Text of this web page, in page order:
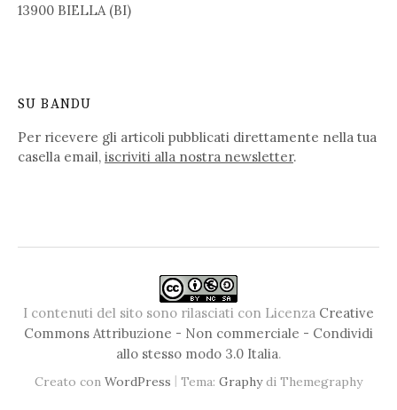
13900 BIELLA (BI)
SU BANDU
Per ricevere gli articoli pubblicati direttamente nella tua
casella email, iscriviti alla nostra newsletter.
I contenuti del sito sono rilasciati con Licenza Creative
Commons Attribuzione - Non commerciale - Condividi
allo stesso modo 3.0 Italia.
Creato con WordPress | Tema: Graphydi Themegraphy